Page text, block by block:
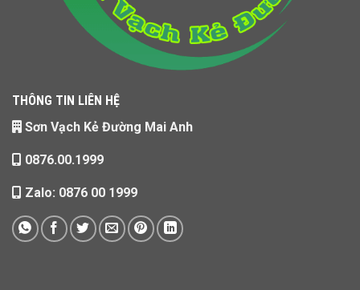
THÔNG TIN LIÊN HỆ
Sơn Vạch Kẻ Đường Mai Anh
0876.00.1999
Zalo: 0876 00 1999